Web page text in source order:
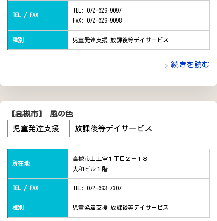
TEL / FAX
TEL: 072-629-9097
FAX: 072-629-9098
種別 児童発達支援 放課後等デイサービス
続きを読む
【高槻市】 風の色
児童発達支援
放課後等デイサービス
所在地
高槻市上土室１丁目２－１８
大和ビル１階
TEL / FAX TEL: 072-693-7307
種別 児童発達支援 放課後等デイサービス